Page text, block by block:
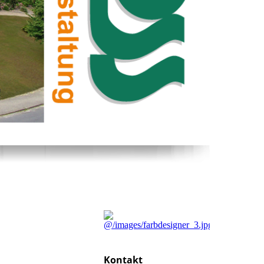
Kontakt